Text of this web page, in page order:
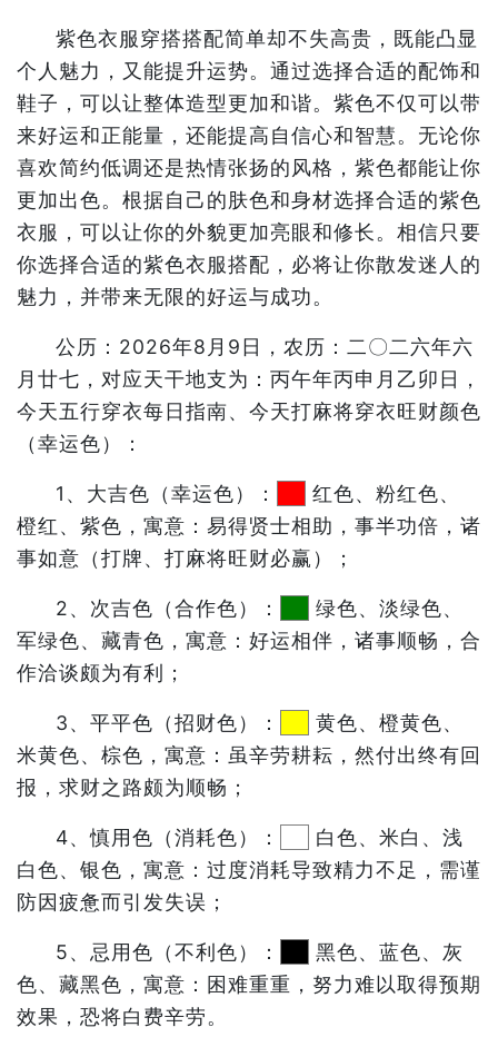
紫色衣服穿搭搭配简单却不失高贵，既能凸显
个人魅力，又能提升运势。通过选择合适的配饰和
鞋子，可以让整体造型更加和谐。紫色不仅可以带
来好运和正能量，还能提高自信心和智慧。无论你
喜欢简约低调还是热情张扬的风格，紫色都能让你
更加出色。根据自己的肤色和身材选择合适的紫色
衣服，可以让你的外貌更加亮眼和修长。相信只要
你选择合适的紫色衣服搭配，必将让你散发迷人的
魅力，并带来无限的好运与成功。
公历：2026年8月9日，农历：二〇二六年六
月廿七，对应天干地支为：丙午年丙申月乙卯日，
今天五行穿衣每日指南、今天打麻将穿衣旺财颜色
（幸运色）：
1、大吉色（幸运色）：
红色、粉红色、
橙红、紫色，寓意：易得贤士相助，事半功倍，诸
事如意（打牌、打麻将旺财必赢）；
2、次吉色（合作色）：
绿色、淡绿色、
军绿色、藏青色，寓意：好运相伴，诸事顺畅，合
作洽谈颇为有利；
3、平平色（招财色）：
黄色、橙黄色、
米黄色、棕色，寓意：虽辛劳耕耘，然付出终有回
报，求财之路颇为顺畅；
4、慎用色（消耗色）：
白色、米白、浅
白色、银色，寓意：过度消耗导致精力不足，需谨
防因疲惫而引发失误；
5、忌用色（不利色）：
黑色、蓝色、灰
色、藏黑色，寓意：困难重重，努力难以取得预期
效果，恐将白费辛劳。